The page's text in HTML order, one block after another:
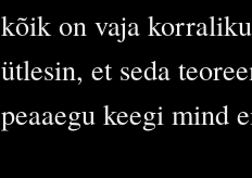
kõik on vaja
ütlesin, et seda
peaaegu keegi mind